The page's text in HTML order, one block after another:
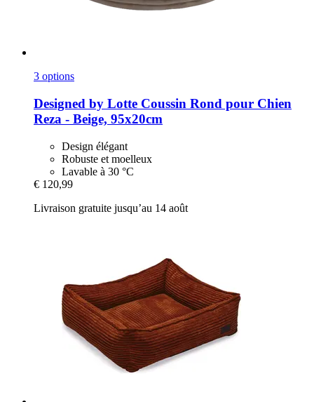
3 options
Designed by Lotte Coussin Rond pour Chien
Reza -​ Beige, 95x20cm
Design élégant
Robuste et moelleux
Lavable à 30 °C
€ 120,99
Livraison gratuite jusqu’au 14 août